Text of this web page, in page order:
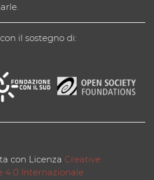
il sostegno di:
con Licenza Creative
4.0 Internazionale